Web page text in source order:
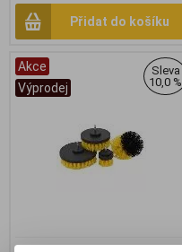
Přidat do košíku
Akce
Výprodej
Sleva
10,0 %